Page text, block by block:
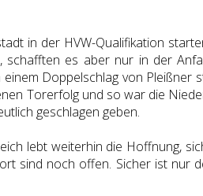
in der HVW-Qualifikation
es aber nur in der
Doppelschlag von Pleißner
Torerfolg und so war die
geschlagen geben.
lebt weiterhin die Hoffnung,
sind noch offen. Sicher ist nur